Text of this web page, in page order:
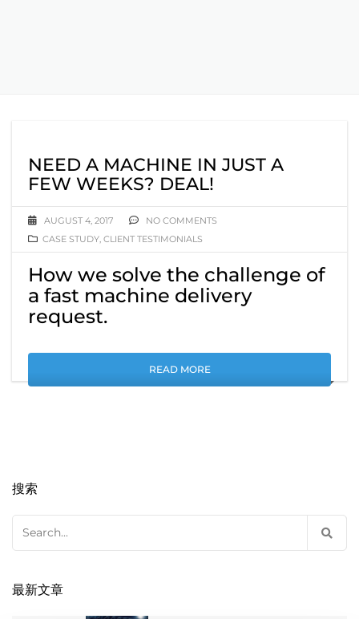
NEED A MACHINE IN JUST A
FEW WEEKS? DEAL!
AUGUST 4, 2017
NO COMMENTS
CASE STUDY, CLIENT TESTIMONIALS
How we solve the challenge of
a fast machine delivery
request.
READ MORE
搜索
for:
最新文章